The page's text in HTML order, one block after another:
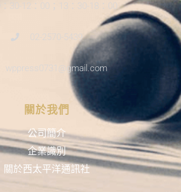
9：30-12：00；13：30-18：00
02-2570-5439
wppress0731@gmail.com
關於我們
公司簡介
企業識別
關於西太平洋通訊社